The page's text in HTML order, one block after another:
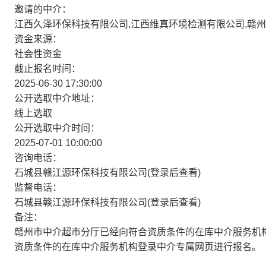
邀请的中介：
江西久泽环保科技有限公司,江西维真环境检测有限公司,赣
资金来源：
社会性资金
截止报名时间：
2025-06-30 17:30:00
公开选取中介地址：
线上选取
公开选取中介时间：
2025-07-01 10:00:00
咨询电话：
石城县赣江源环保科技有限公司(登录后查看)
监督电话：
石城县赣江源环保科技有限公司(登录后查看)
备注：
赣州市中介超市分厅已经向符合资质条件的在库中介服务
资质条件的在库中介服务机构登录中介专属网页进行报名。